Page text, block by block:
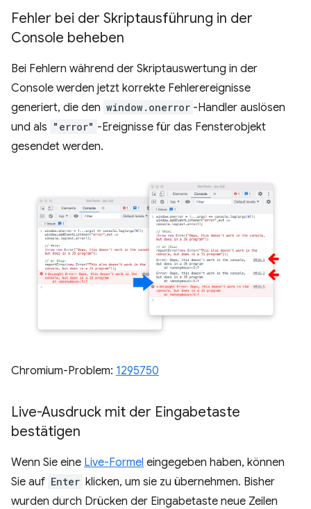
Fehler bei der Skriptausführung in der
Console beheben
Bei Fehlern während der Skriptauswertung in der
Console werden jetzt korrekte Fehlerereignisse
generiert, die den window.onerror -Handler auslösen
und als "error" -Ereignisse für das Fensterobjekt
gesendet werden.
Chromium-Problem: 1295750
Live-Ausdruck mit der Eingabetaste
bestätigen
Wenn Sie eine Live-Formel eingegeben haben, können
Sie auf Enter klicken, um sie zu übernehmen. Bisher
wurden durch Drücken der Eingabetaste neue Zeilen